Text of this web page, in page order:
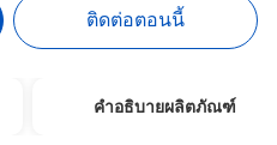
ติดต่อตอนนี้
คำอธิบายผลิตภัณฑ์